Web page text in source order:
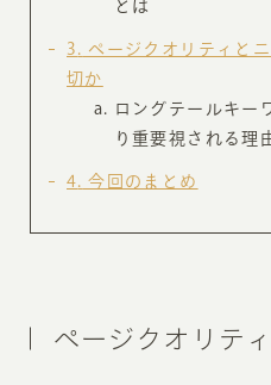
とは
3
ページクオリティと
切か
ロングテールキー
り重要視される理
4 今回のまとめ
ページクオリテ